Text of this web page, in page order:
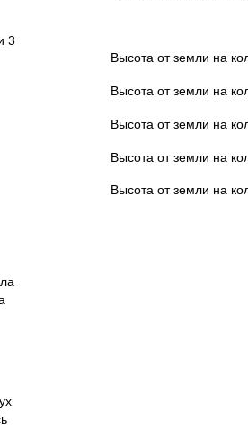
3
Высота от земли на
Высота от земли на
Высота от земли на
Высота от земли на
Высота от земли на